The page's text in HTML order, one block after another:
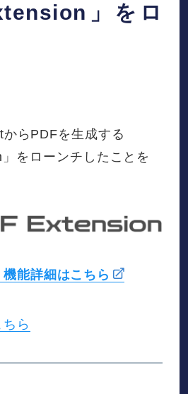
」をロ
らPDFを生成する
をローンチしたことを
能詳細はこちら
ちら